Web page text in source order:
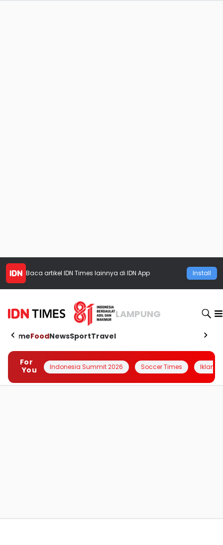
Baca artikel IDN Times lainnya di IDN App Install
LAMPUNG
HomeFoodNewsSportTravel
For
You
Indonesia Summit 2026 Soccer Times Iklanin